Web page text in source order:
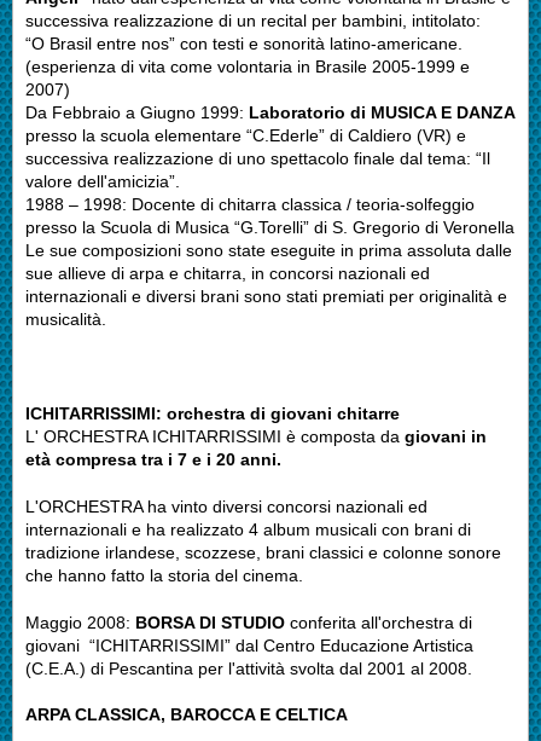
successiva realizzazione di un recital per bambini, intitolato:
“O Brasil entre nos” con testi e sonorità latino-americane.
(esperienza di vita come volontaria in Brasile 2005-1999 e
2007)
Da Febbraio a Giugno 1999: Laboratorio di MUSICA E DANZA
presso la scuola elementare “C.Ederle” di Caldiero (VR) e
successiva realizzazione di uno spettacolo finale dal tema: “Il
valore dell'amicizia”.
1988 – 1998: Docente di chitarra classica / teoria-solfeggio
presso la Scuola di Musica “G.Torelli” di S. Gregorio di Veronella
Le sue composizioni sono state eseguite in prima assoluta dalle
sue allieve di arpa e chitarra, in concorsi nazionali ed
internazionali e diversi brani sono stati premiati per originalità e
musicalità.
ICHITARRISSIMI: orchestra di giovani chitarre
L' ORCHESTRA ICHITARRISSIMI è composta da giovani in
età compresa tra i 7 e i 20 anni.
L'ORCHESTRA ha vinto diversi concorsi nazionali ed
internazionali e ha realizzato 4 album musicali con brani di
tradizione irlandese, scozzese, brani classici e colonne sonore
che hanno fatto la storia del cinema.
Maggio 2008: BORSA DI STUDIO conferita all'orchestra di
giovani “ICHITARRISSIMI” dal Centro Educazione Artistica
(C.E.A.) di Pescantina per l'attività svolta dal 2001 al 2008.
ARPA CLASSICA, BAROCCA E CELTICA